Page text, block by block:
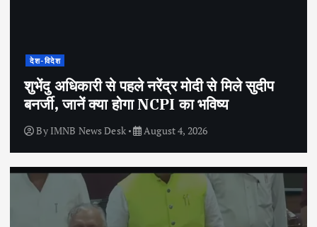
देश-विदेश
शुभेंदु अधिकारी से पहले नरेंद्र मोदी से मिले सुदीप
बनर्जी, जानें क्या होगा NCPI का भविष्य
By IMNB News Desk August 4, 2026